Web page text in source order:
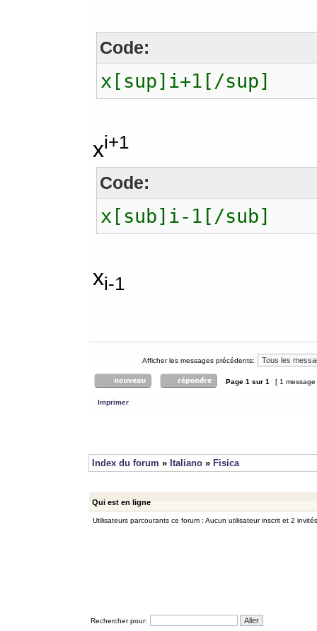
Code:
x[sup]i+1[/sup]
xi+1
Code:
x[sub]i-1[/sub]
xi-1
Afficher les messages précédents:
Page 1 sur 1 [ 1
Imprimer
Index du forum » Italiano » Fisica
Qui est en ligne
Utilisateurs parcourants ce forum : Aucun utilisateur inscrit et 2 invités
Rechercher pour: